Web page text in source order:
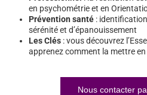
en psychométrie et en
Prévention santé :
sérénité et d’épanouissement
Les Clés : vous découvrez
apprenez comment la mettre en
Nous contacter